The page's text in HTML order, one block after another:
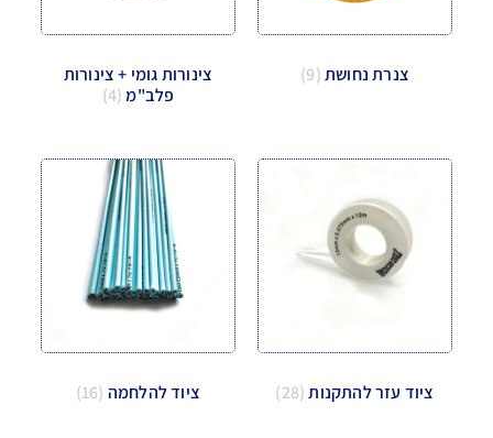
צנרת נחושת(9)
צינורות גומי + צינורות
פלב"מ (4)
ציוד עזר להתקנות(28) ציוד להלחמה (16)